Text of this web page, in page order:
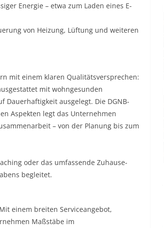
Energie – etwa zum Laden eines E-
von Heizung, Lüftung und weiteren
mit einem klaren Qualitätsversprechen:
mit wohngesunden
Dauerhaftigkeit ausgelegt. Die DGNB-
Aspekten legt das Unternehmen
– von der Planung bis zum
oder das umfassende Zuhause-
begleitet.
einem breiten Serviceangebot,
Maßstäbe im